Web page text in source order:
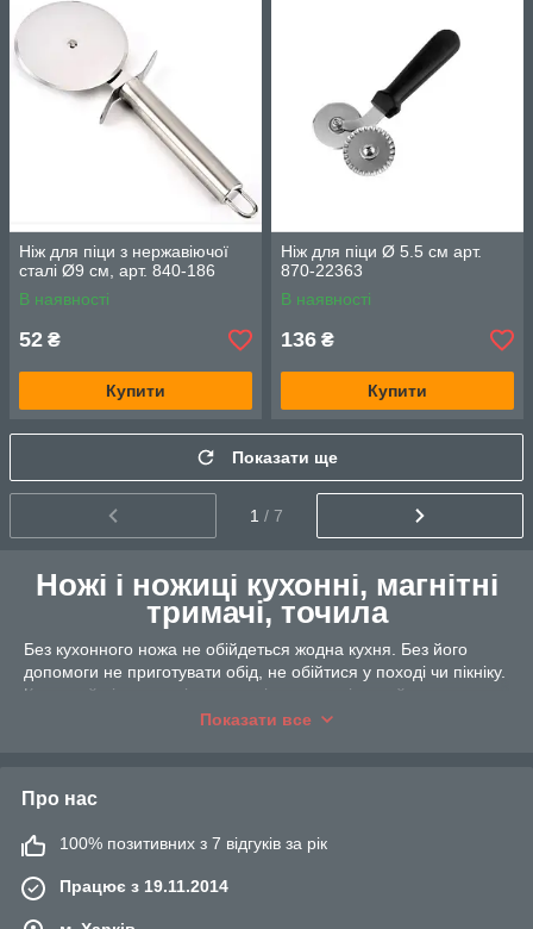
Ніж для піци з нержавіючої
сталі Ø9 см, арт. 840-186
В наявності
52 ₴
Купити
Ніж для піци Ø 5.5 см арт.
870-22363
В наявності
136 ₴
Купити
Показати ще
1 / 7
Ножі і ножиці кухонні, магнітні
тримачі, точила
Без кухонного ножа не обійдеться жодна кухня. Без його
допомоги не приготувати обід, не обійтися у поході чи пікніку.
Кухонний ніж - один із перших інструментів, який навчилися
робити наші предки. На щастя ми живемо в сучасному світі і
Види ножів:
для виготовлення ножів, більше підходить для
Матеріал простий у догляді, не вимагає частого
Показати все
Про нас
100% позитивних з 7 відгуків за рік
Працює з 19.11.2014